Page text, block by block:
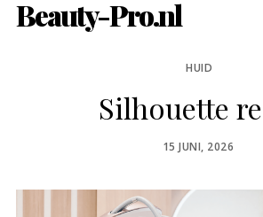
Beauty-Pro.nl
HUID
Silhouette
POSTED
15 JUNI, 2026